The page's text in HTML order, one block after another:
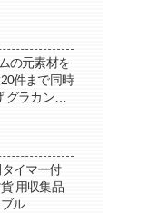
の元素材を
件まで同時
ラカン納
タイマー付
用収集品
ル